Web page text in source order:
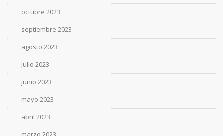
octubre 2023
septiembre 2023
agosto 2023
julio 2023
junio 2023
mayo 2023
abril 2023
marzo 2023